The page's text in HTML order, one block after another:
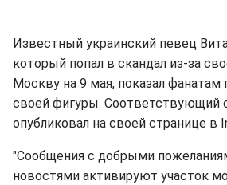
Известный украинский певец
который попал в скандал из-за
Москву на 9 мая, показал фанатам
своей фигуры. Соответствующий
опубликовал на своей странице в
"Сообщения с добрыми
новостями активируют участок